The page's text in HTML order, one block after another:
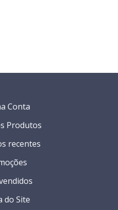
Conta
Produtos
recentes
do Site